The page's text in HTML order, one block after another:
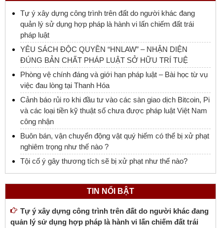
Tự ý xây dựng công trình trên đất do người khác đang
quản lý sử dụng hợp pháp là hành vi lấn chiếm đất trái
pháp luật
YÊU SÁCH ĐỘC QUYỀN “HNLAW” – NHẬN DIỆN
ĐÚNG BẢN CHẤT PHÁP LUẬT SỞ HỮU TRÍ TUỆ
Phòng vệ chính đáng và giới hạn pháp luật – Bài học từ vụ
việc đau lòng tại Thanh Hóa
Cảnh báo rủi ro khi đầu tư vào các sàn giao dịch Bitcoin, Pi
và các loại tiền kỹ thuật số chưa được pháp luật Việt Nam
công nhận
Buôn bán, vận chuyển động vật quý hiếm có thể bị xử phạt
nghiêm trọng như thế nào ?
Tội cố ý gây thương tích sẽ bị xử phạt như thế nào?
TIN NỔI BẬT
Tự ý xây dựng công trình trên đất do người khác đang
quản lý sử dụng hợp pháp là hành vi lấn chiếm đất trái